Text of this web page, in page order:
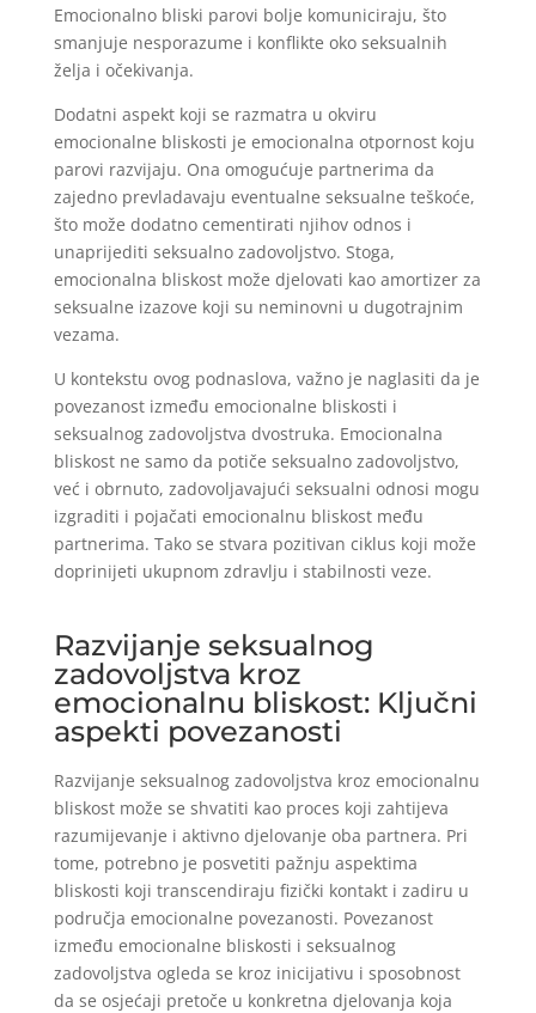
Emocionalno bliski parovi bolje komuniciraju, što
smanjuje nesporazume i konflikte oko seksualnih
želja i očekivanja.
Dodatni aspekt koji se razmatra u okviru
emocionalne bliskosti je emocionalna otpornost koju
parovi razvijaju. Ona omogućuje partnerima da
zajedno prevladavaju eventualne seksualne teškoće,
što može dodatno cementirati njihov odnos i
unaprijediti seksualno zadovoljstvo. Stoga,
emocionalna bliskost može djelovati kao amortizer za
seksualne izazove koji su neminovni u dugotrajnim
vezama.
U kontekstu ovog podnaslova, važno je naglasiti da je
povezanost između emocionalne bliskosti i
seksualnog zadovoljstva dvostruka. Emocionalna
bliskost ne samo da potiče seksualno zadovoljstvo,
već i obrnuto, zadovoljavajući seksualni odnosi mogu
izgraditi i pojačati emocionalnu bliskost među
partnerima. Tako se stvara pozitivan ciklus koji može
doprinijeti ukupnom zdravlju i stabilnosti veze.
Razvijanje seksualnog
zadovoljstva kroz
emocionalnu bliskost: Ključni
aspekti povezanosti
Razvijanje seksualnog zadovoljstva kroz emocionalnu
bliskost može se shvatiti kao proces koji zahtijeva
razumijevanje i aktivno djelovanje oba partnera. Pri
tome, potrebno je posvetiti pažnju aspektima
bliskosti koji transcendiraju fizički kontakt i zadiru u
područja emocionalne povezanosti. Povezanost
između emocionalne bliskosti i seksualnog
zadovoljstva ogleda se kroz inicijativu i sposobnost
da se osjećaji pretoče u konkretna djelovanja koja